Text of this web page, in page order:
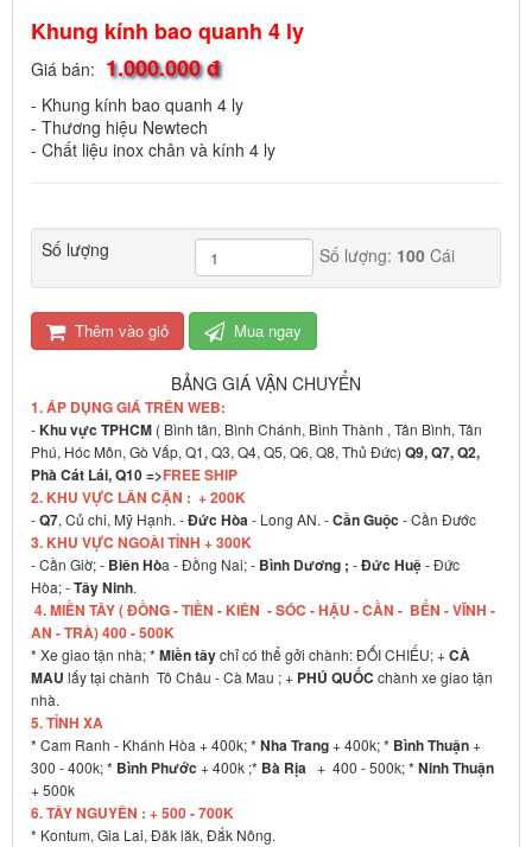
Khung kính bao quanh 4 ly
Giá bán: 1.000.000 đ
- Khung kính bao quanh 4 ly
- Thương hiệu Newtech
- Chất liệu inox chân và kính 4 ly
Số lượng Số lượng: 100 Cái
Thêm vào giỏ Mua ngay
BẢNG GIÁ VẬN CHUYỂN
1. ÁP DỤNG GIÁ TRÊN WEB:
-Khu vực TPHCM ( Bình tân, Bình Chánh, Bình Thành , Tân Bình, Tân
Phú, Hóc Môn, Gò Vấp, Q1, Q3, Q4, Q5, Q6, Q8, Thủ Đức) Q9, Q7, Q2,
Phà Cát Lái, Q10 =>FREE SHIP
2. KHU VỰC LÂN CẬN : + 200K
-Q7, Củ chi, Mỹ Hạnh. -Đức Hòa- Long AN. -Cần Guộc - Cần Đước
3. KHU VỰC NGOÀI TỈNH + 300K
- Cần Giờ; - Biên Hòa - Đồng Nai; - Bình Dương ; -Đức Huệ- Đức
Hòa; -Tây Ninh.
4. MIỀN TÂY ( ĐỒNG - TIỀN - KIÊN - SÓC - HẬU - CẦN - BẾN - VĨNH -
AN - TRÀ) 400 - 500K
* Xe giao tận nhà; * Miền tâychỉ có thể gởi chành: ĐỐI CHIẾU; +CÀ
MAU lấy tại chành Tô Châu - Cà Mau ; + PHÚ QUỐC chành xe giao tận
nhà.
5. TỈNH XA
* Cam Ranh - Khánh Hòa + 400k; * Nha Trang+ 400k; * Bình Thuận+
300 - 400k; * Bình Phước + 400k ;* Bà Rịa + 400 - 500k; * Ninh Thuận
+ 500k
6. TÂY NGUYÊN : + 500 - 700K
* Kontum, Gia Lai, Đăk lăk, Đắk Nông.